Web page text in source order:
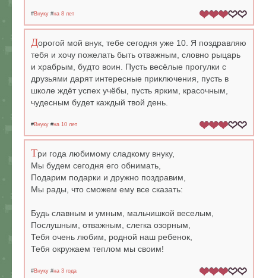
#Внуку #на 8 лет
Дорогой мой внук, тебе сегодня уже 10. Я поздравляю
тебя и хочу пожелать быть отважным, словно рыцарь
и храбрым, будто воин. Пусть весёлые прогулки с
друзьями дарят интересные приключения, пусть в
школе ждёт успех учёбы, пусть ярким, красочным,
чудесным будет каждый твой день.
#Внуку #на 10 лет
Три года любимому сладкому внуку,
Мы будем сегодня его обнимать,
Подарим подарки и дружно поздравим,
Мы рады, что сможем ему все сказать:
Будь славным и умным, мальчишкой веселым,
Послушным, отважным, слегка озорным,
Тебя очень любим, родной наш ребенок,
Тебя окружаем теплом мы своим!
#Внуку #на 3 года